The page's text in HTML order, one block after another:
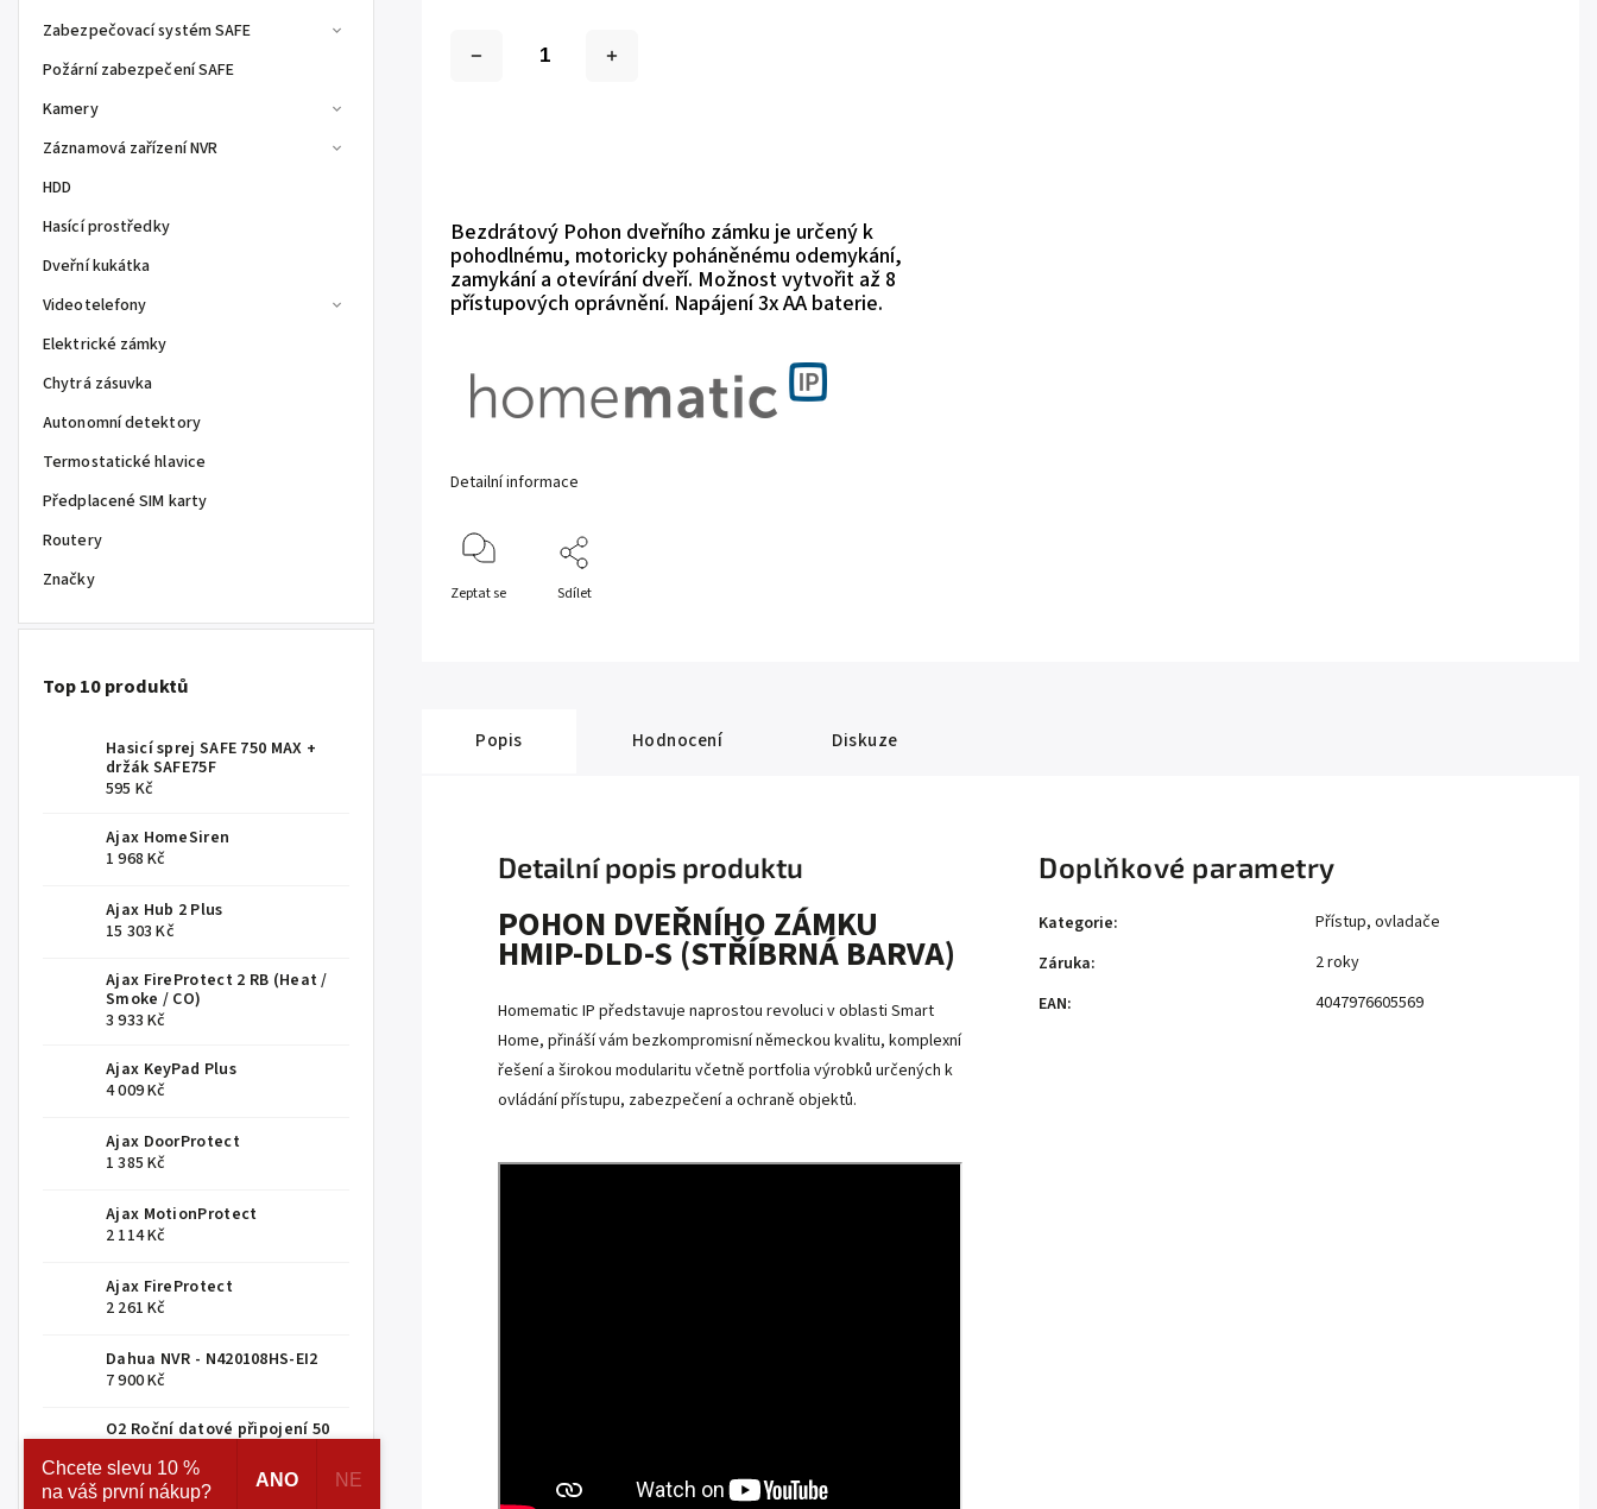
Zabezpečovací systém SAFE
Požární zabezpečení SAFE
Kamery
Záznamová zařízení NVR
HDD
Hasící prostředky
Dveřní kukátka
Videotelefony
Elektrické zámky
Chytrá zásuvka
Autonomní detektory
Termostatické hlavice
Předplacené SIM karty
Routery
Značky
Top 10 produktů
Hasicí sprej SAFE 750 MAX +
držák SAFE75F
595 Kč
Ajax HomeSiren
1 968 Kč
Ajax Hub 2 Plus
15 303 Kč
Ajax FireProtect 2 RB (Heat /
Smoke / CO)
3 933 Kč
Ajax KeyPad Plus
4 009 Kč
Ajax DoorProtect
1 385 Kč
Ajax MotionProtect
2 114 Kč
Ajax FireProtect
2 261 Kč
Dahua NVR - N420108HS-EI2
7 900 Kč
O2 Roční datové připojení 50
999 Kč
Bezdrátový Pohon dveřního zámku je určený k
pohodlnému, motoricky poháněnému odemykání,
zamykání a otevírání dveří. Možnost vytvořit až 8
přístupových oprávnění. Napájení 3x AA baterie.
Detailní informace
Zeptat se Sdílet
Popis Hodnocení Diskuze
Detailní popis produktu
POHON DVEŘNÍHO ZÁMKU
HMIP-DLD-S (STŘÍBRNÁ BARVA)
Homematic IP představuje naprostou revoluci v oblasti Smart
Home, přináší vám bezkompromisní německou kvalitu, komplexní
řešení a širokou modularitu včetně portfolia výrobků určených k
ovládání přístupu, zabezpečení a ochraně objektů.
Doplňkové parametry
Kategorie:
Přístup, ovladače
Záruka:
2 roky
EAN: 4047976605569
Chcete slevu 10 %
na váš první nákup?
ANO NE